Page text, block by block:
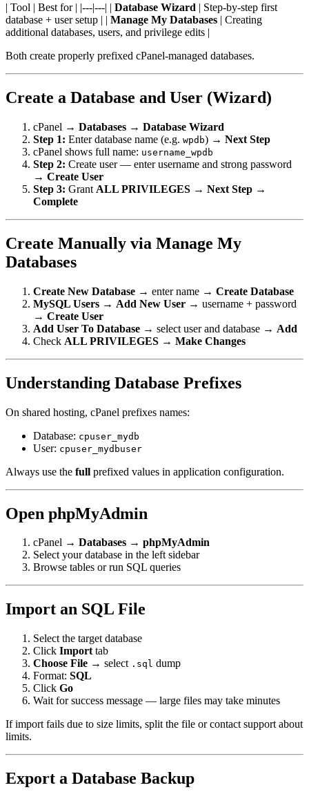
| Tool | Best for | |---|---| | Database Wizard | Step-by-step first
database + user setup | | Manage My Databases | Creating
additional databases, users, and privilege edits |
Both create properly prefixed cPanel-managed databases.
Create a Database and User (Wizard)
cPanel → Databases → Database Wizard
Step 1: Enter database name (e.g. wpdb) → Next Step
cPanel shows full name: username_wpdb
Step 2: Create user — enter username and strong password
→ Create User
Step 3: Grant ALL PRIVILEGES → Next Step →
Complete
Create Manually via Manage My
Databases
Create New Database → enter name → Create Database
MySQL Users → Add New User → username + password
→ Create User
Add User To Database → select user and database → Add
Check ALL PRIVILEGES → Make Changes
Understanding Database Prefixes
On shared hosting, cPanel prefixes names:
Database: cpuser_mydb
User: cpuser_mydbuser
Always use the full prefixed values in application configuration.
Open phpMyAdmin
cPanel → Databases → phpMyAdmin
Select your database in the left sidebar
Browse tables or run SQL queries
Import an SQL File
Select the target database
Click Import tab
Choose File → select .sql dump
Format: SQL
Click Go
Wait for success message — large files may take minutes
If import fails due to size limits, split the file or contact support about
limits.
Export a Database Backup